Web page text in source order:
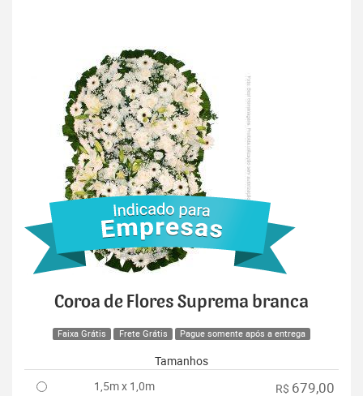
Coroa de Flores Suprema branca
Faixa Grátis Frete Grátis Pague somente após a entrega
Tamanhos
1,5m x 1,0m
R$ 679,00